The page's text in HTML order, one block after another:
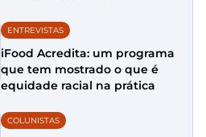
ENTREVISTAS
iFood Acredita: um programa
que tem mostrado o que é
equidade racial na prática
COLUNISTAS